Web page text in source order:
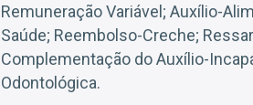
Remuneração Variável; Auxílio-
Saúde; Reembolso-Creche;
Complementação do Auxílio-
Odontológica.